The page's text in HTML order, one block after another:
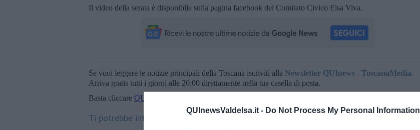
QUInewsValdelsa.it - Do Not Process My Personal Information
Il video della serata è disponibile sulla pagina facebook del Comitato Civico Elsa Viva.
Se vuoi leggere le notizie principali della Toscana iscriviti alla Newsletter QUInews - ToscanaMedia.
Arriva gratis tutti i giorni alle 20:00 direttamente nella tua casella di posta.
Basta cliccare QUI
Ti potrebbe interessare anche: